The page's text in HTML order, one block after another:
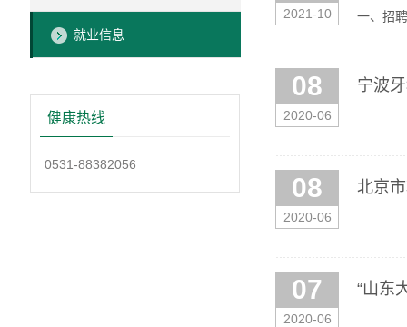
就业信息
健康热线
0531-88382056
2021-10
一、招
08
2020-06
宁波
08
2020-06
北京
07
2020-06
“山东